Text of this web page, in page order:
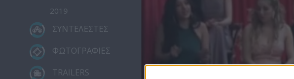
2019
ΣΥΝΤΕΛΕΣΤΕΣ
ΦΩΤΟΓΡΑΦΙΕΣ
TRAILERS